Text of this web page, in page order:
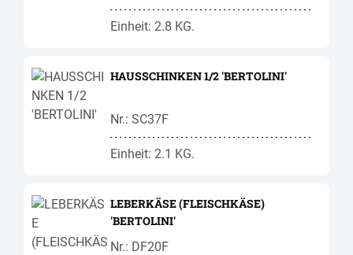
Einheit: 2.8 KG.
HAUSSCHINKEN 1/2 'BERTOLINI'
Nr.: SC37F
Einheit: 2.1 KG.
LEBERKÄSE (FLEISCHKÄSE)
'BERTOLINI'
Nr.: DF20F